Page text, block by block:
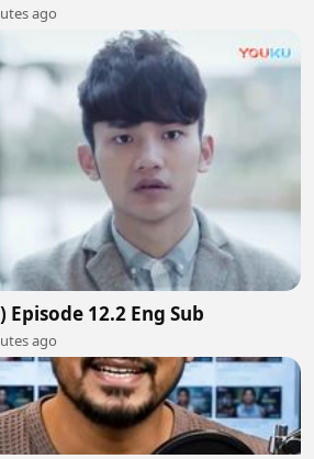
ago
Episode 12.2 Eng Sub
ago